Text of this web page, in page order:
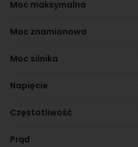
Moc maksymalna
Moc znamionowa
Moc silnika
Napięcie
Częstotliwość
Prąd